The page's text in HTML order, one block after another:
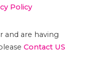
Policy
and are having
Contact US